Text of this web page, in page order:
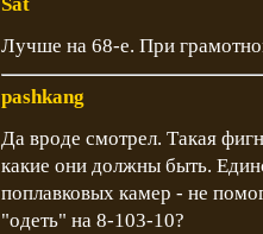
Лучше на 68-е. При
pashkang
Да вроде смотрел. Такая
какие они должны быть.
поплавковых камер - не
"одеть" на 8-103-10?